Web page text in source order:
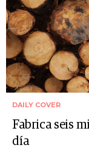
DAILY COVER
Fabrica seis
día